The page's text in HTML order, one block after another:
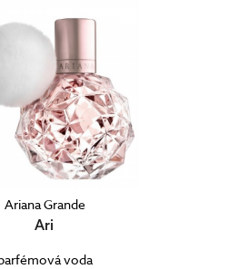
Ariana Grande
Ari
voda